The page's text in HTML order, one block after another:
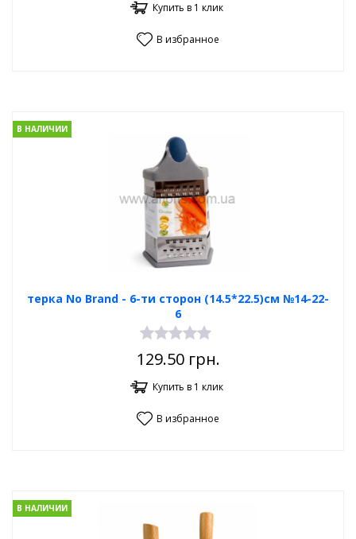
Купить в 1 клик
В избранное
терка No Brand - 6-ти сторон (14.5*22.5)см №14-22-
6
В НАЛИЧИИ
129.50грн.
Купить в 1 клик
В избранное
В НАЛИЧИИ